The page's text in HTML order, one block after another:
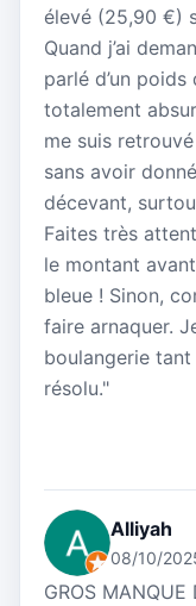
élevé (25,90 €)
Quand j’ai
parlé d’un
totalement
me suis
sans avoir
décevant,
Faites très
le montant
bleue ! Sinon,
faire arnaquer.
boulangerie
résolu."
Alliyah
08/10/
GROS